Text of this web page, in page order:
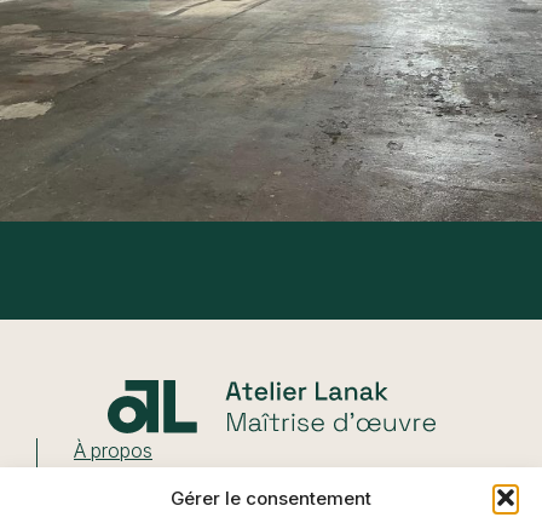
Gérer le consentement
À propos
Notre Agence